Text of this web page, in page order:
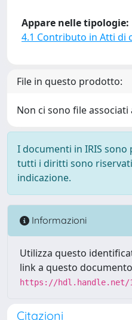
Appare nelle tipologie:
4.1 Contributo in Atti di
File in questo prodotto:
Non ci sono file
I documenti in IRIS
tutti i diritti sono
indicazione.
Informazioni
Utilizza questo
link a questo
https://hdl.handle.net/
Citazioni